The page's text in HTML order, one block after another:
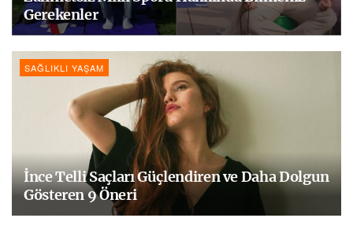
Gerekenler
SAĞLIKLI YAŞAM
İnce Telli Saçları Güçlendiren ve Daha Dolgun
Gösteren 9 Öneri